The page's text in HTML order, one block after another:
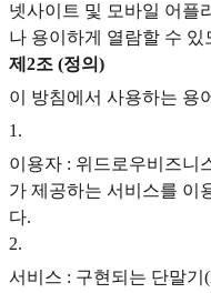
넷사이트 및 모바일 어플
나 용이하게 열람할 수 있
제2조 (정의)
이 방침에서 사용하는 용
1 .
이용자 : 위드로우비즈니
가 제공하는 서비스를 이
다.
2.
서비스 : 구현되는 단말기